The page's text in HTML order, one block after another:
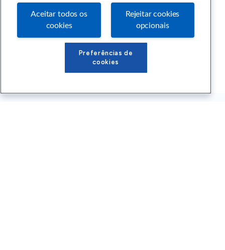
Aceitar todos os
cookies
Rejeitar cookies
opcionais
Preferências de
cookies